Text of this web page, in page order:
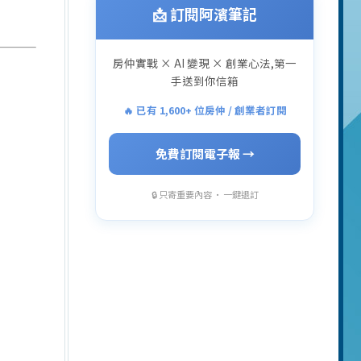
📩 訂閱阿濱筆記
房仲實戰 × AI 變現 × 創業心法,第一
手送到你信箱
🔥 已有 1,600+ 位房仲 / 創業者訂閱
免費訂閱電子報 →
🔒 只寄重要內容 · 一鍵退訂